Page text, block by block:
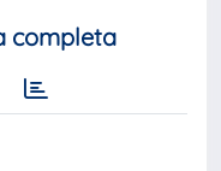
completa